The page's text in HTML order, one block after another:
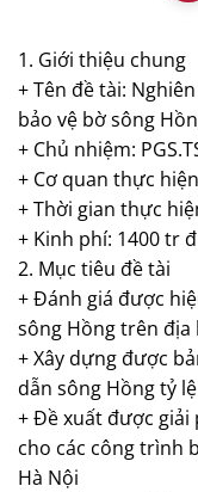
1. Giới thiệu chung
+ Tên đề tài:
bảo vệ bờ sông
+ Chủ nhiệm:
+ Cơ quan thực
+ Thời gian thực
+ Kinh phí: 1400 tr đ
2. Mục tiêu đề tài
+ Đánh giá được
sông Hồng trên địa
+ Xây dựng được
dẫn sông Hồng tỷ
+ Đề xuất được giải
cho các công trình
Hà Nội